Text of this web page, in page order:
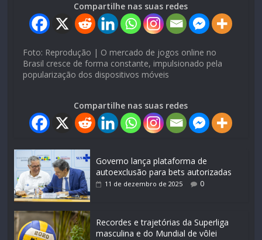
Compartilhe nas suas redes
Foto: Reprodução | O mercado de jogos online no
Brasil cresce de forma constante, impulsionado pela
popularização dos dispositivos móveis
Compartilhe nas suas redes
Governo lança plataforma de
autoexclusão para bets autorizadas
11 de dezembro de 2025 0
Recordes e trajetórias da Superliga
masculina e do Mundial de vôlei